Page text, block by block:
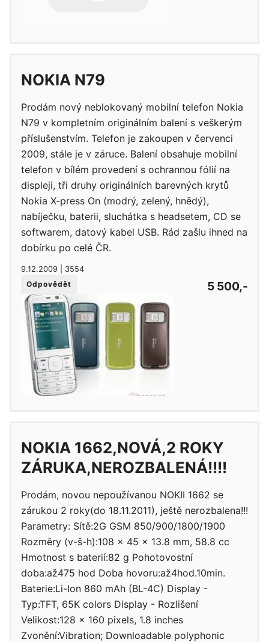
NOKIA N79
Prodám nový neblokovaný mobilní telefon Nokia
N79 v kompletním originálním balení s veškerým
příslušenstvím. Telefon je zakoupen v červenci
2009, stále je v záruce. Balení obsahuje mobilní
telefon v bílém provedení s ochrannou fólií na
displeji, tři druhy originálních barevných krytů
Nokia X-press On (modrý, zelený, hnědý),
nabíječku, baterii, sluchátka s headsetem, CD se
softwarem, datový kabel USB. Rád zašlu ihned na
dobírku po celé ČR.
9.12.2009 | 3554
Odpovědět
5 500,-
NOKIA 1662,NOVÁ,2 ROKY
ZÁRUKA,NEROZBALENÁ!!!!
Prodám, novou nepoužívanou NOKII 1662 se
zárukou 2 roky(do 18.11.2011), ještě nerozbalena!!!
Parametry: Sítě:2G GSM 850/900/1800/1900
Rozměry (v-š-h):108 x 45 x 13.8 mm, 58.8 cc
Hmotnost s baterií:82 g Pohotovostní
doba:až475 hod Doba hovoru:až4hod.10min.
Baterie:Li-Ion 860 mAh (BL-4C) Display -
Typ:TFT, 65K colors Display - Rozlišení
Velikost:128 x 160 pixels, 1.8 inches
Zvonění:Vibration; Downloadable polyphonic